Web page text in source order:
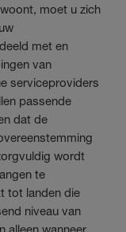
moet u zich
met en
van
serviceproviders
passende
dat de
wordt
te
tot landen die
niveau van